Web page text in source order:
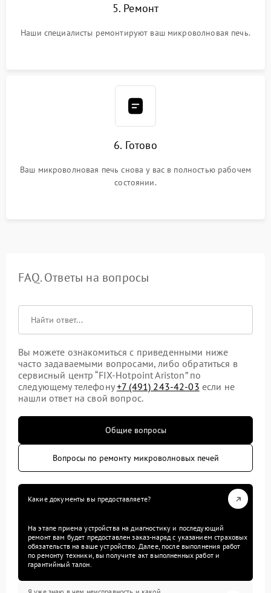
5. Ремонт
Наши специалисты ремонтируют ваш микроволновая печь.
6. Готово
Ваш микроволновая печь снова у вас в полностью рабочем
состоянии.
FAQ. Ответы на вопросы
Вы можете ознакомиться с приведенными ниже
часто задаваемыми вопросами, либо обратиться в
сервисный центр “FIX-Hotpoint Ariston” по
следующему телефону+7 (491) 243-42-03 если не
нашли ответ на свой вопрос.
Общие вопросы
Вопросы по ремонту микроволновых печей
Какие документы вы предоставляете?
На этапе приема устройства на диагностику и последующий
ремонт вам будет предоставлен заказ-наряд с указанием страховых
обязательств на ваше устройство. Далее, после выполнения работ
по ремонту техники, вы получите акт выполненных работ и
гарантийный талон.